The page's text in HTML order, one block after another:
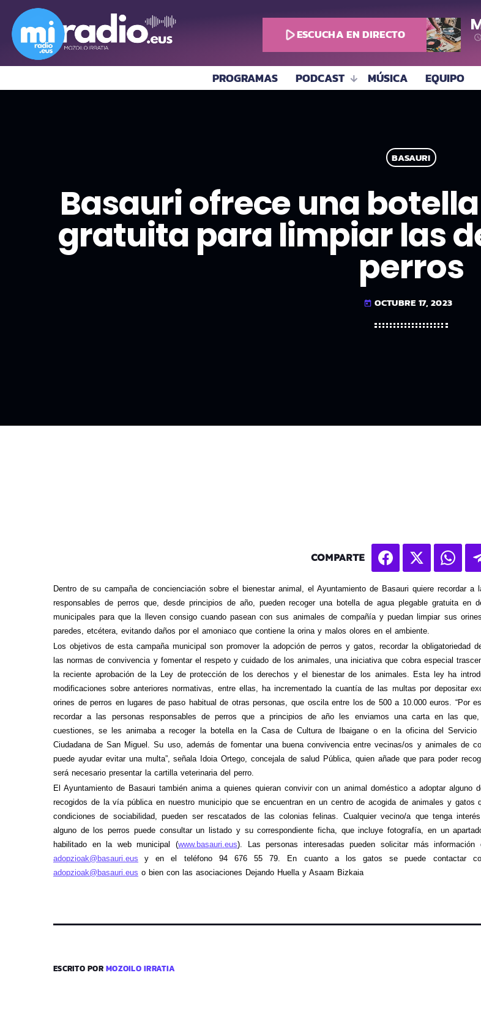
play_arrowESCUCHA EN DIRECTO access_time
PROGRAMAS PODCAST MÚSICA EQUIPO
BASAURI
Basauri ofrece una
gratuita para limpiar las
perros
today OCTUBRE 17, 2023
COMPARTE
Dentro de su campaña de concienciación sobre el bienestar animal, el Ayuntamiento de Basauri quiere recordar a
responsables de perros que, desde principios de año, pueden recoger una botella de agua plegable gratuita en
municipalespara que la lleven consigo cuando pasean con sus animales de compañía y puedan limpiar sus
paredes, etcétera, evitando daños por el amoniaco que contiene la orina y malos olores en el ambiente.
Los objetivos de esta campaña municipal sonpromover la adopción de perros y gatos, recordar la obligatoriedad
las normas de convivencia y fomentar el respeto y cuidado de los animales, una iniciativa que cobra especial
la reciente aprobación de la Ley de protección de los derechos y el bienestar de los animales. Esta ley ha
modificaciones sobre anteriores normativas, entre ellas, ha incrementado la cuantía de las multas por depositar
orines de perros en lugares de paso habitual de otras personas, que oscila entre los de 500 a 10.000 euros. “Por
recordar a las personas responsables de perros que a principios de año les enviamos una cartaen las que,
cuestiones, se les animaba a recoger la botella en la Casa de Cultura de Ibaigane o en la oficina del Servicio
Ciudadana de San Miguel . Su uso, además de fomentar una buena convivencia entre vecinas/os y animales de
puede ayudar evitar una multa”, señala Idoia Ortego, concejalade salud Pública, quien añade que para poder
será necesario presentar la cartilla veterinaria del perro.
El Ayuntamiento de Basauri también anima a quienes quieran convivir con un animal doméstico a adoptar alguno
recogidos de la vía pública en nuestro municipio que se encuentran en un centro de acogida de animales y gatos
condiciones de sociabilidad, pueden ser rescatados de las colonias felinas. Cualquier vecino/a que tenga
alguno de los perros puede consultar un listado y su correspondiente ficha, que incluye fotografía, en un
habilitado en la web municipal (www.basauri.eus). Las personas interesadas pueden solicitar más información
adopzioak@basauri.eus
y en el teléfono 94 676 55 79. En cuanto a los gatos se puede contactar
adopzioak@basauri.eus o bien con las asociaciones Dejando Huella y Asaam Bizkaia
ESCRITO PORMOZOILO IRRATIA